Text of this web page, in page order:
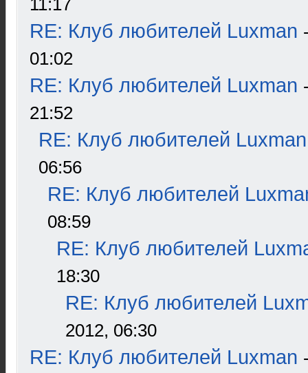
11:17
RE: Клуб любителей Luxman
01:02
RE: Клуб любителей Luxman
21:52
RE: Клуб любителей Luxman
06:56
RE: Клуб любителей
08:59
RE: Клуб любителей
18:30
RE: Клуб любителей
2012, 06:30
RE: Клуб любителей Luxman